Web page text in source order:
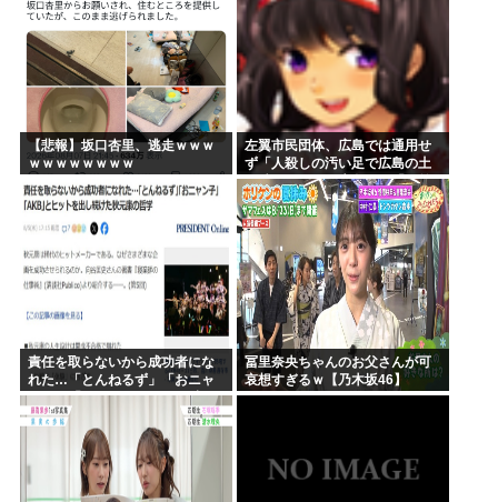
【悲報】坂口杏里、逃走ｗｗｗ
ｗｗｗｗｗｗｗｗ
左翼市民団体、広島では通用せ
ず「人殺しの汚い足で広島の土
を踏むな！」→広島県民「お前
らの方が汚いんじゃ！」「ワシ
らが広島県民じゃ」
責任を取らないから成功者にな
れた…「とんねるず」「おニャ
ン子」「AKB」とヒットを出し
続けた秋元康の哲学！！！
冨里奈央ちゃんのお父さんが可
哀想すぎるｗ【乃木坂46】